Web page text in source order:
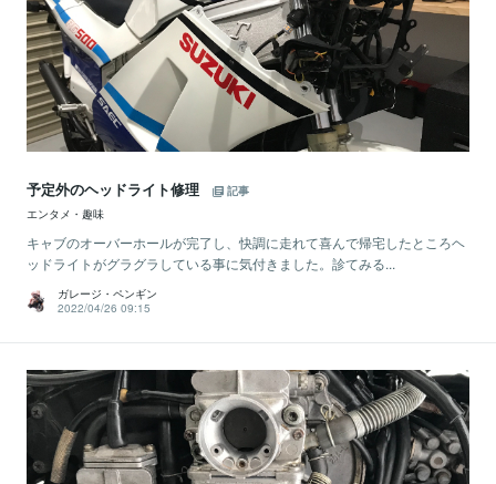
予定外のヘッドライト修理
記事
エンタメ・趣味
キャブのオーバーホールが完了し、快調に走れて喜んで帰宅したところヘ
ッドライトがグラグラしている事に気付きました。診てみる...
ガレージ・ペンギン
2022/04/26 09:15